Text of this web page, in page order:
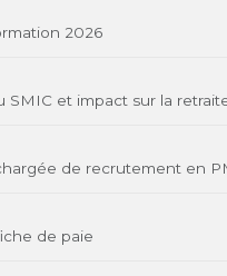
2026
SMIC et impact sur la
de recrutement en
de paie